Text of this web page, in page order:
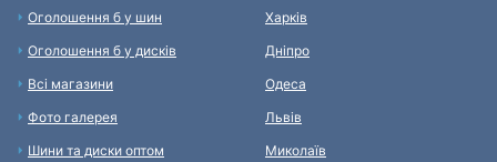
Оголошення б у шин
Оголошення б у дисків
Всі магазини
Фото галерея
Шини та диски оптом
Харків
Дніпро
Одеса
Львів
Миколаїв